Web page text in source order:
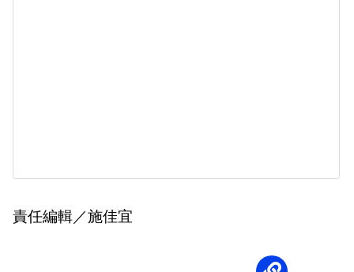
責任編輯／施佳宜